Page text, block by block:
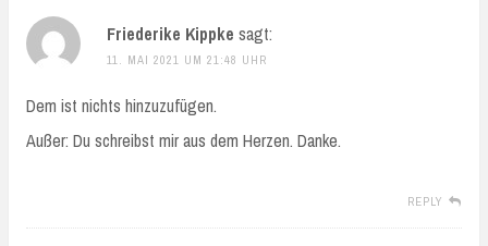
Friederike Kippke sagt:
11. MAI 2021 UM 21:48 UHR
Dem ist nichts hinzuzufügen.
Außer: Du schreibst mir aus dem Herzen. Danke.
REPLY